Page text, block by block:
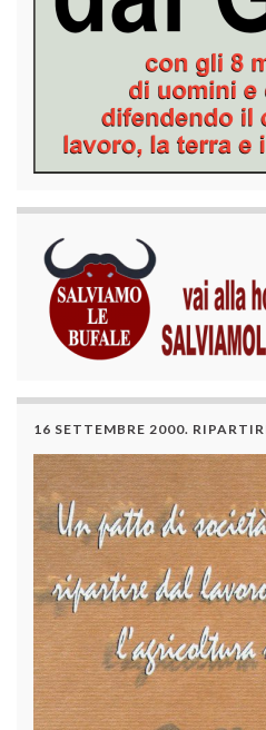
16 SETTEMBRE 2000.